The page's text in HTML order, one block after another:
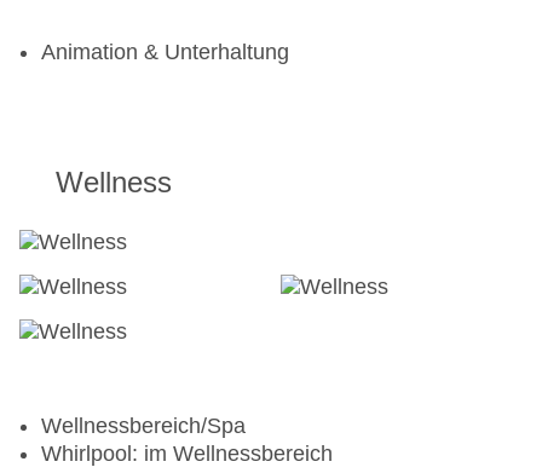
Animation & Unterhaltung
Wellness
Wellnessbereich/Spa
Whirlpool: im Wellnessbereich